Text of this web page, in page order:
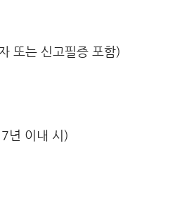
또는 신고필증 포함)
년 이내 시)